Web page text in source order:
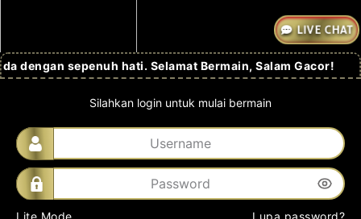
LIVE CHAT
dengan sepenuh hati. Selamat Bermain, Salam Gacor!
Silahkan login untuk mulai bermain
Lite Mode Lupa password?